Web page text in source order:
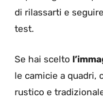
di rilassarti e
test.
Se hai scelto
le camicie a quadri,
rustico e